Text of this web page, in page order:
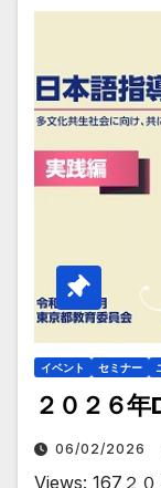
イベント セミナー
２０２６
06/02/2026
Views: 167２